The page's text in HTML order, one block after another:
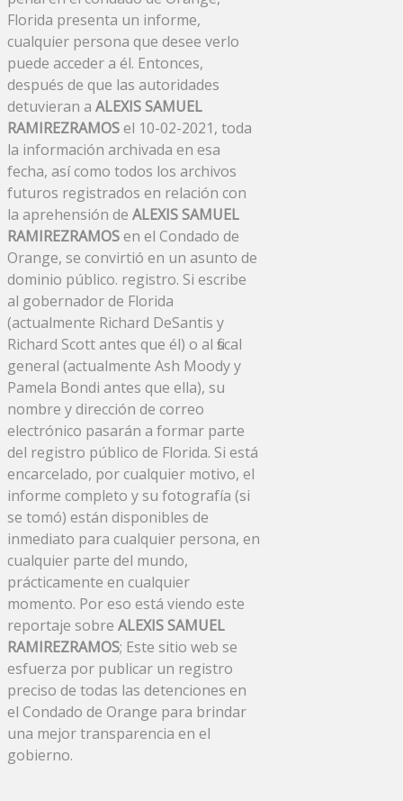
Florida presenta un informe,
cualquier persona que desee verlo
puede acceder a él. Entonces,
después de que las autoridades
detuvieran a ALEXIS SAMUEL
RAMIREZRAMOSel 10-02-2021, toda
la información archivada en esa
fecha, así como todos los archivos
futuros registrados en relación con
la aprehensión de ALEXIS SAMUEL
RAMIREZRAMOSen el Condado de
Orange, se convirtió en un asunto de
dominio público. registro. Si escribe
al gobernador de Florida
(actualmente Richard DeSantis y
Richard Scott antes que él) o al fiscal
general (actualmente Ash Moody y
Pamela Bondi antes que ella), su
nombre y dirección de correo
electrónico pasarán a formar parte
del registro público de Florida. Si está
encarcelado, por cualquier motivo, el
informe completo y su fotografía (si
se tomó) están disponibles de
inmediato para cualquier persona, en
cualquier parte del mundo,
prácticamente en cualquier
momento. Por eso está viendo este
reportaje sobre ALEXIS SAMUEL
RAMIREZRAMOS; Este sitio web se
esfuerza por publicar un registro
preciso de todas las detenciones en
el Condado de Orange para brindar
una mejor transparencia en el
gobierno.